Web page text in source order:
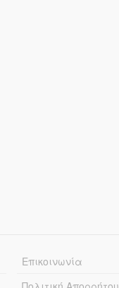
Επικοινωνία